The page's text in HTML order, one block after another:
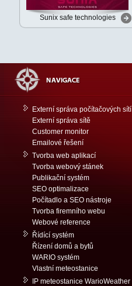
Sunix safe technologies
Externí správa počítačových sítí
Externí správa sítě
Customer monitor
Emailové řešení
Tvorba web aplikací
Tvorba webový stánek
Publikační systém
SEO optimalizace
Počítadlo a SEO nástroje
Tvorba firemního webu
Webové reference
Řídící systém
Řízení domů a bytů
WARIO systém
Vlastní meteostanice
IP meteostanice WarioWeather